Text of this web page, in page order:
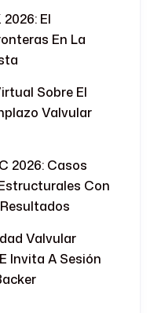
El
En La
Sobre El
Valvular
2026: Casos
Con
Valvular
Invita A Sesión